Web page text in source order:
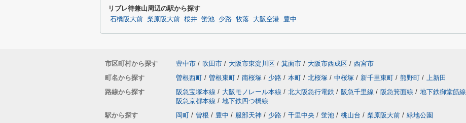
リブレ待兼山周辺の駅から探す
石橋阪大前 柴原阪大前 桜井 蛍池 少路 牧落 大阪空港 豊中
市区町村から探す 豊中市 / 吹田市 / 大阪市東淀川区 / 箕面市 / 大阪市西成区 / 西宮市
町名から探す
曽根西町 / 曽根東町 / 南桜塚 / 少路 / 本町 / 北桜塚 / 中桜塚 / 新千里東町 / 熊野町 / 上新田
路線から探す
阪急宝塚本線 / 大阪モノレール本線 / 北大阪急行電鉄 / 阪急千里線 / 阪急箕面線 / 地下鉄御堂筋線
阪急京都本線 / 地下鉄四つ橋線
駅から探す
岡町 / 曽根 / 豊中 / 服部天神 / 少路 / 千里中央 / 蛍池 / 桃山台 / 柴原阪大前 / 緑地公園